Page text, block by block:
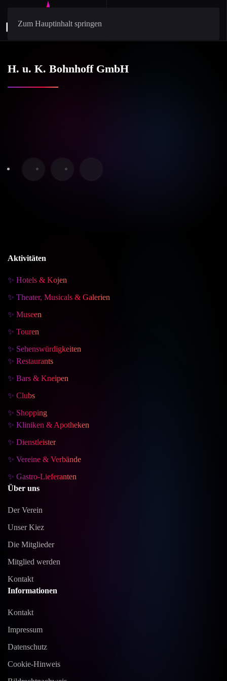
Zum Hauptinhalt springen
H. u. K. Bohnhoff GmbH
Aktivitäten
✨ Hotels & Kojen
✨ Theater, Musicals & Galerien
✨ Museen
✨ Touren
✨ Sehenswürdigkeiten
✨ Restaurants
✨ Bars & Kneipen
✨ Clubs
✨ Shopping
✨ Kliniken & Apotheken
✨ Dienstleister
✨ Vereine & Verbände
✨ Gastro-Lieferanten
Über uns
Der Verein
Unser Kiez
Die Mitglieder
Mitglied werden
Kontakt
Informationen
Kontakt
Impressum
Datenschutz
Cookie-Hinweis